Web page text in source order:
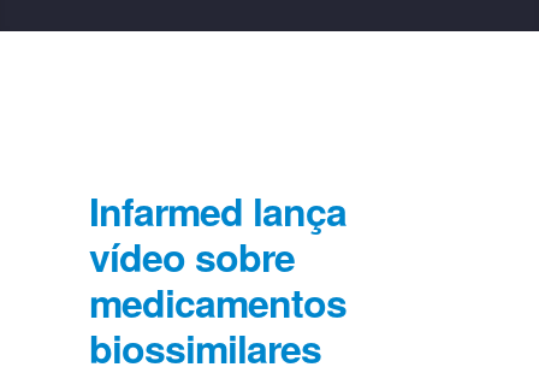
Infarmed lança
vídeo sobre
medicamentos
biossimilares